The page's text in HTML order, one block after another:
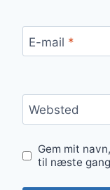
E-mail *
Websted
Gem mit
til næste